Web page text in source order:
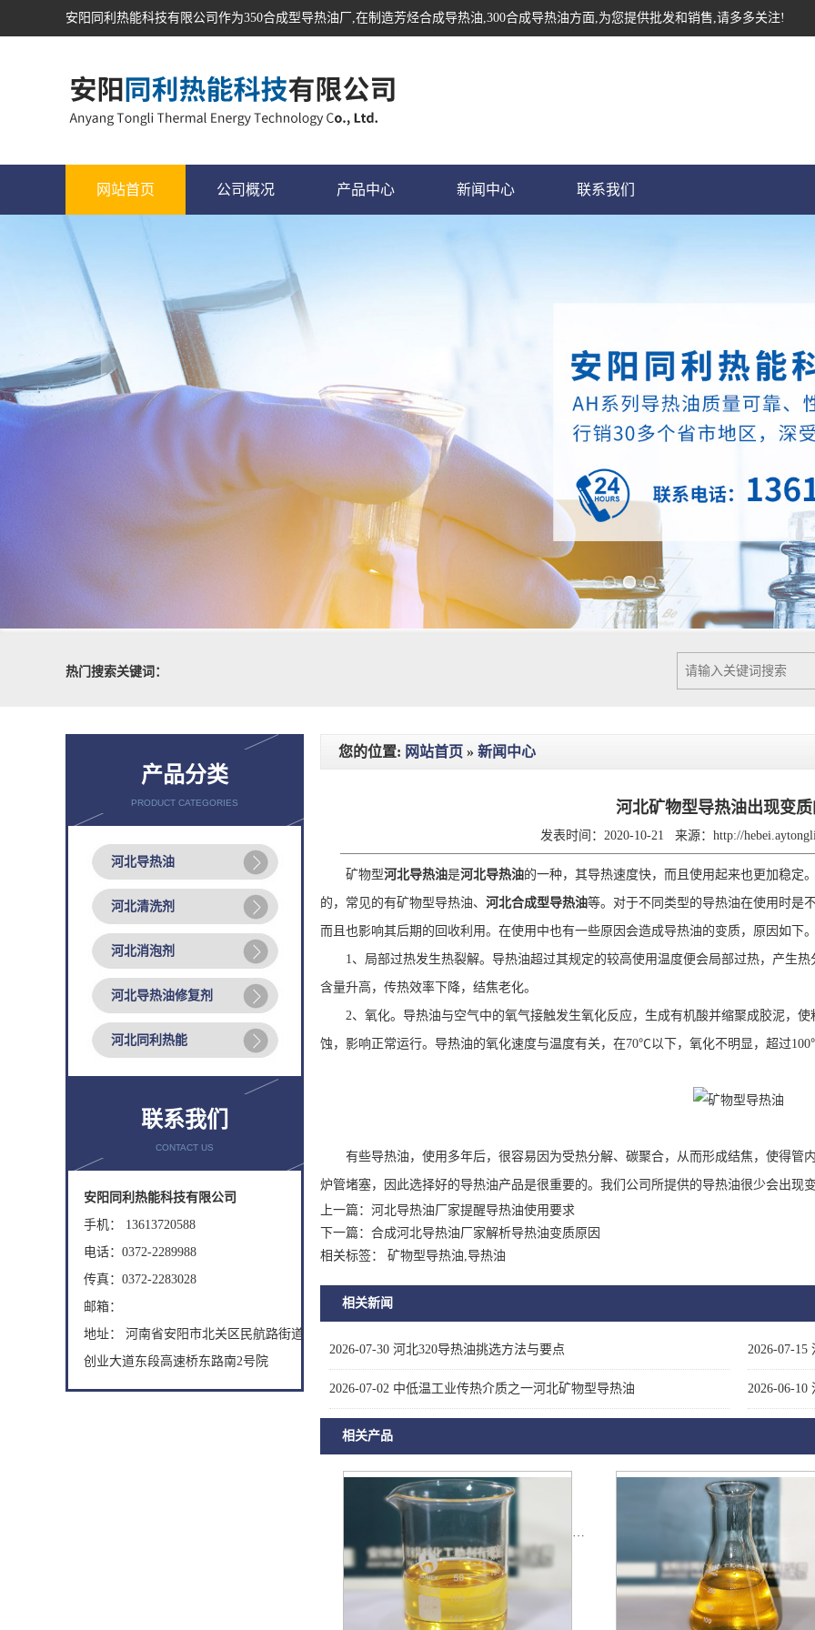
安阳同利热能科技有限公司作为350合成型导热油厂,在制造芳烃合成导热油,300合成导热油方面,为您提供批发和销售,请多多关注!
网站首页 公司概况 产品中心 新闻中心 联系我们
热门搜索关键词：
产品分类
PRODUCT CATEGORIES
河北导热油
河北清洗剂
河北消泡剂
河北导热油修复剂
河北同利热能
联系我们
CONTACT US
安阳同利热能科技有限公司
手机： 13613720588
电话：0372-2289988
传真：0372-2283028
邮箱：
地址： 河南省安阳市北关区民航路街道
创业大道东段高速桥东路南2号院
您的位置: 网站首页 » 新闻中心
河北矿物型导热油出现变
发表时间：2020-10-21 来源： http://
矿物型河北导热油是河北导热油的一种，其导热速度快，而且使用起来也更加稳定
的，常见的有矿物型导热油、 河北合成型导热油等。对于不同类型的导热油在使用时是
而且也影响其后期的回收利用。在使用中也有一些原因会造成导热油的变质，原因如下
1、局部过热发生热裂解。导热油超过其规定的较高使用温度便会局部过热，产生热
含量升高，传热效率下降，结焦老化。
2、氧化。导热油与空气中的氧气接触发生氧化反应，生成有机酸并缩聚成胶泥，使
蚀，影响正常运行。导热油的氧化速度与温度有关，在70℃以下，氧化不明显，超过
有些导热油，使用多年后，很容易因为受热分解、碳聚合，从而形成结焦，使得管
炉管堵塞，因此选择好的导热油产品是很重要的。我们公司所提供的导热油很少会出现
上一篇： 河北导热油厂家提醒导热油使用要求
下一篇： 合成河北导热油厂家解析导热油变质原因
相关标签： 矿物型导热油,导热油
相关新闻
2026-07-30 河北320导热油挑选方法与要点 2026-07-15
2026-07-02 中低温工业传热介质之一河北矿物型导热油 2026-06-10
相关产品